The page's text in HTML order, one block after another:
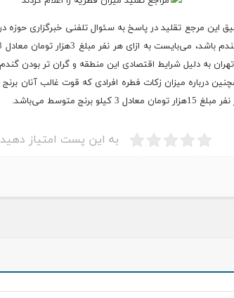
این مرجع تقلید در پاسخ به سئوال تلفنی خبرگزاری
به ازای هر نفر مبلغ 3هزار تومان معادل 3 کیلو گندم به
دلیل شرایط اقتصادی این منطقه و گران تر بودن گندم، مبلغ 3500 تومان
درباره میزان زکات فطره افرادی که قوت غالب آنان
15هزار
تومان معادل 3 کیلو برنج متوسط می‌باشد.
به این پست امتیاز دهید